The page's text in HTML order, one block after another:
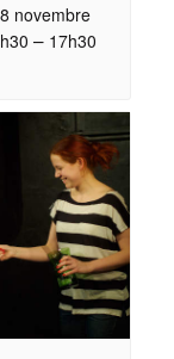
novembre
– 17h30